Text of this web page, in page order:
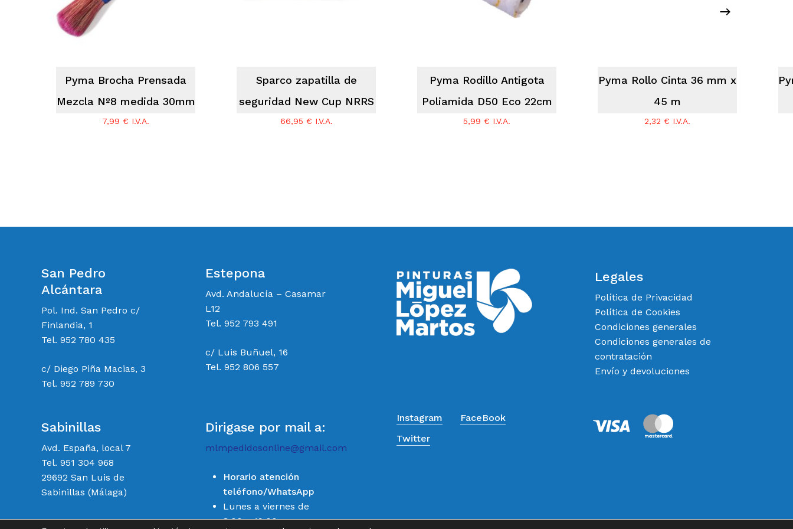
Pyma Brocha Prensada
Mezcla Nº8 medida 30mm
7,99 € I.V.A.
Sparco zapatilla de
seguridad New Cup NRRS
66,95 € I.V.A.
Pyma Rodillo Antigota
Poliamida D50 Eco 22cm
5,99 € I.V.A.
Pyma Rollo Cinta 36 mm x
45 m
2,32 € I.V.A.
San Pedro
Alcántara
Pol. Ind. San Pedro c/
Finlandia, 1
Tel. 952 780 435
c/ Diego Piña Macias, 3
Tel. 952 789 730
Estepona
Avd. Andalucía – Casamar
L12
Tel. 952 793 491
c/ Luis Buñuel, 16
Tel. 952 806 557
Sabinillas
Avd. España, local 7
Tel. 951 304 968
29692 San Luis de
Sabinillas (Málaga)
Dirigase por mail a:
mlmpedidosonline@gmail.com
Horario atención
teléfono/WhatsApp
Lunes a viernes de
8:00 a 19:00
Legales
Política de Privacidad
Política de Cookies
Condiciones generales
Condiciones generales de
contratación
Envío y devoluciones
Instagram
FaceBook
Twitter